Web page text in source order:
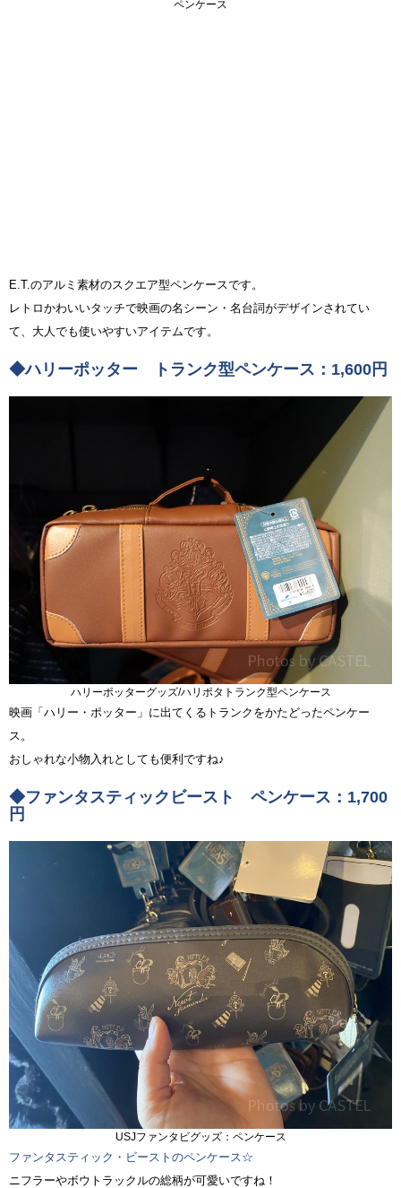
ペンケース
E.T.のアルミ素材のスクエア型ペンケースです。
レトロかわいいタッチで映画の名シーン・名台詞がデザインされてい
て、大人でも使いやすいアイテムです。
◆ハリーポッター トランク型ペンケース：1,600円
ハリーポッターグッズ/ハリポタトランク型ペンケース
映画「ハリー・ポッター」に出てくるトランクをかたどったペンケー
ス。
おしゃれな小物入れとしても便利ですね♪
◆ファンタスティックビースト ペンケース：1,700
円
USJファンタビグッズ：ペンケース
ファンタスティック・ビーストのペンケース☆
ニフラーやボウトラックルの総柄が可愛いですね！